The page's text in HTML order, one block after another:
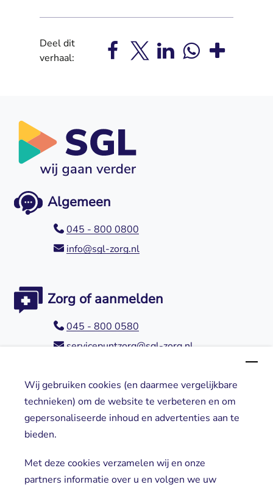
Wij gebruiken cookies (en daarmee vergelijkbare
technieken) om de website te verbeteren en om
gepersonaliseerde inhoud en advertenties aan te
bieden.
Met deze cookies verzamelen wij en onze
partners informatie over u en volgen we uw
Deel dit
verhaal:
Algemeen
045 - 800 0800
info@sgl-zorg.nl
Zorg of aanmelden
045 - 800 0580
servicepuntzorg@sgl-zorg.nl
Direct naar
Locaties
Vrijwilligers